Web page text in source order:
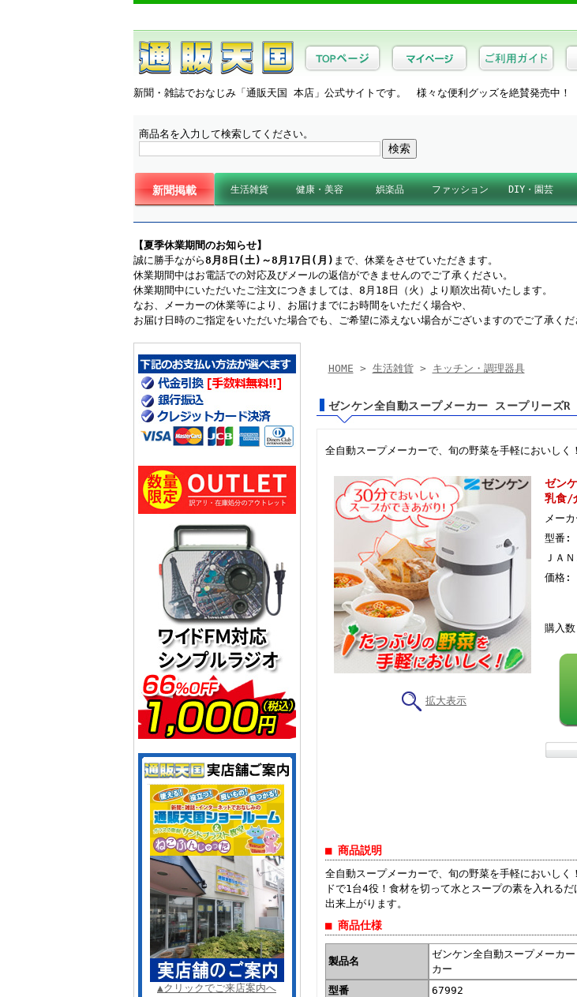
新聞・雑誌でおなじみ「通販天国 本店」公式サイトです。 様々な便利グッズを絶賛発売中！
商品名を入力して検索してください。
新聞掲載 生活雑貨 健康・美容 娯楽品 ファッション DIY・園芸
【夏季休業期間のお知らせ】
誠に勝手ながら8月8日(土)～8月17日(月) まで、休業をさせていただきます。
休業期間中はお電話での対応及びメールの返信ができませんのでご了承ください。
休業期間中にいただいたご注文につきましては、8月18日（火）より順次出荷いたします。
なお、メーカーの休業等により、お届けまでにお時間をいただく場合や、
お届け日時のご指定をいただいた場合でも、ご希望に添えない場合がございますのでご了承くだ
▲クリックでご来店案内へ
HOME > 生活雑貨> キッチン・調理器具
ゼンケン全自動スープメーカー スープリーズ
全自動スープメーカーで、旬の野菜を手軽においしく！
拡大表示
ゼン
乳食/
メー
型番:
ＪＡ
価格:
購入
■ 商品説明
全自動スープメーカーで、旬の野菜を手軽においし
ドで1台4役！食材を切って水とスープの素を入れる
出来上がります。
■ 商品仕様
製品名
ゼンケン全自動スープメーカ
カー
型番
67992